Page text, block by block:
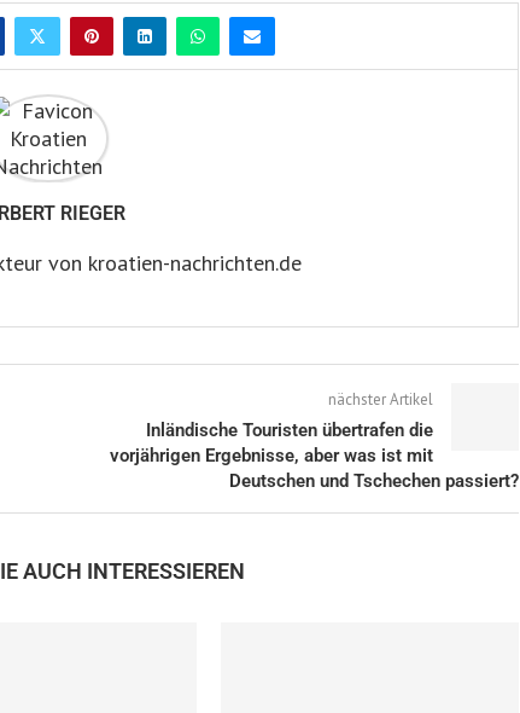
RIEGER
von kroatien-nachrichten.de
nächster Artikel
Inländische Touristen übertrafen die
vorjährigen Ergebnisse, aber was ist mit
Deutschen und Tschechen passiert?
AUCH INTERESSIEREN